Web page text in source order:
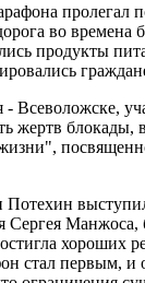
пролегал
во времена
продукты
- Всеволожске,
жертв блокады,
Сергея Манжоса,
хороших
стал первым, и